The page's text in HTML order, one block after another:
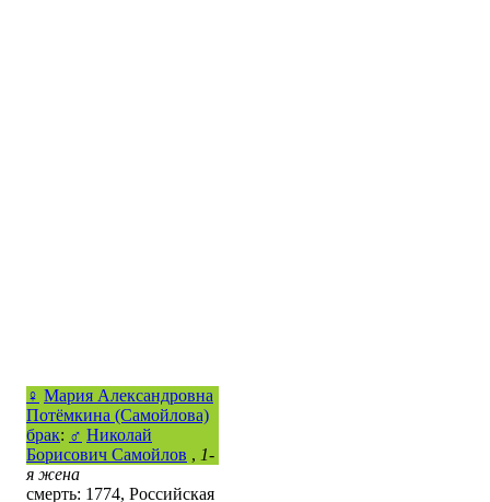
♀ Мария Александровна
Потёмкина (Самойлова)
брак: ♂ Николай
Борисович Самойлов , 1-
я жена
смерть: 1774, Российская